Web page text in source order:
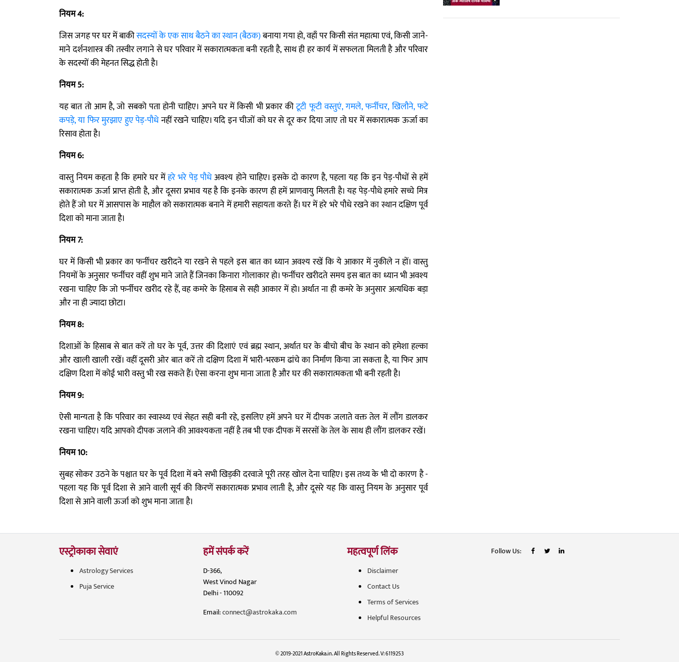
नियम 4:
जिस जगह पर घर में बाकीसदस्यों के एक साथ बैठने का स्थान (बैठक)बनाया गया हो, वहाँ पर किसी संत महात्मा एवं, किसी जाने-
माने दर्शनशास्त्र की तस्वीर लगाने से घर परिवार में सकारात्मकता बनी रहती है, साथ ही हर कार्य में सफलता मिलती है और परिवार
के सदस्यों की मेहनत सिद्ध होती है।
नियम 5:
यह बात तो आम है, जो सबको पता होनी चाहिए। अपने घर में किसी भी प्रकार कीटूटी फूटी वस्तुएं, गमले, फर्नीचर, खिलौने, फटे
कपड़े, या फिर मुरझाए हुए पेड़-पौधेनहीं रखने चाहिए। यदि इन चीजों को घर से दूर कर दिया जाए तो घर में सकारात्मक ऊर्जा का
रिसाव होता है।
नियम 6:
वास्तु नियम कहता है कि हमारे घर मेंहरे भरे पेड़ पौधेअवश्य होने चाहिए। इसके दो कारण है, पहला यह कि इन पेड़-पौधों से हमें
सकारात्मक ऊर्जा प्राप्त होती है, और दूसरा प्रभाव यह है कि इनके कारण ही हमें प्राणवायु मिलती है। यह पेड़-पौधे हमारे सच्चे मित्र
होते हैं जो घर में आसपास के माहौल को सकारात्मक बनाने में हमारी सहायता करते हैं। घर में हरे भरे पौधे रखने का स्थान दक्षिण पूर्व
दिशा को माना जाता है।
नियम 7:
घर में किसी भी प्रकार का फर्नीचर खरीदने या रखने से पहले इस बात का ध्यान अवश्य रखें कि ये आकार में नुकीले न हों। वास्तु
नियमों के अनुसार फर्नीचर वहीं शुभ माने जाते हैं जिनका किनारा गोलाकार हो। फर्नीचर खरीदते समय इस बात का ध्यान भी अवश्य
रखना चाहिए कि जो फर्नीचर खरीद रहे हैं, वह कमरे के हिसाब से सही आकार में हो। अर्थात ना ही कमरे के अनुसार अत्यधिक बड़ा
और ना ही ज्यादा छोटा।
नियम 8:
दिशाओं के हिसाब से बात करें तो घर के पूर्व, उत्तर की दिशाएं एवं ब्रह्म स्थान, अर्थात घर के बीचो बीच के स्थान को हमेशा हल्का
और खाली खाली रखें। वहीं दूसरी ओर बात करें तो दक्षिण दिशा में भारी-भरकम ढांचे का निर्माण किया जा सकता है, या फिर आप
दक्षिण दिशा में कोई भारी वस्तु भी रख सकते हैं। ऐसा करना शुभ माना जाता है और घर की सकारात्मकता भी बनी रहती है।
नियम 9:
ऐसी मान्यता है कि परिवार का स्वास्थ्य एवं सेहत सही बनी रहे, इसलिए हमें अपने घर में दीपक जलाते वक्त तेल में लौंग डालकर
रखना चाहिए। यदि आपको दीपक जलाने की आवश्यकता नहीं है तब भी एक दीपक में सरसों के तेल के साथ ही लौंग डालकर रखें।
नियम 10:
सुबह सोकर उठने के पश्चात घर के पूर्व दिशा में बने सभी खिड़की दरवाजे पूरी तरह खोल देना चाहिए। इस तथ्य के भी दो कारण है -
पहला यह कि पूर्व दिशा से आने वाली सूर्य की किरणें सकारात्मक प्रभाव लाती है, और दूसरे यह कि वास्तु नियम के अनुसार पूर्व
दिशा से आने वाली ऊर्जा को शुभ माना जाता है।
एस्ट्रोकाका सेवाएं
Astrology Services
Puja Service
हमें संपर्क करें
D-366,
West Vinod Nagar
Delhi - 110092
Email:connect@astrokaka.com
महत्वपूर्ण लिंक
Disclaimer
Contact Us
Terms of Services
Helpful Resources
Follow Us:
© 2019-2021 AstroKaka.in. All Rights Reserved. V: 6119253